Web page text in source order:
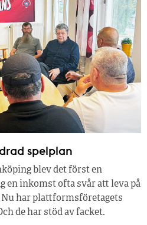
spelplan
blev det först en
en inkomst ofta svår att leva på
har plattformsföretagets
de har stöd av facket.